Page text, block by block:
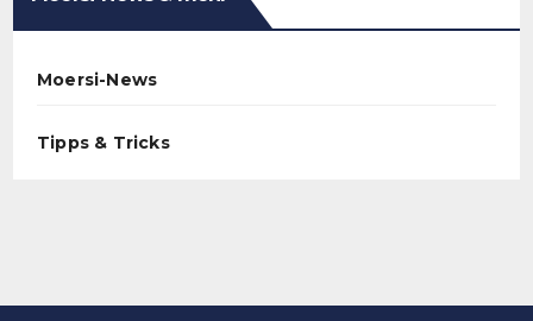
Moersi-News
Tipps & Tricks